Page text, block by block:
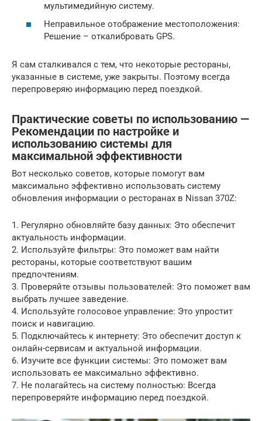
мультимедийную систему.
Неправильное отображение местоположения:
Решение – откалибровать GPS.
Я сам сталкивался с тем, что некоторые рестораны,
указанные в системе, уже закрыты. Поэтому всегда
перепроверяю информацию перед поездкой.
Практические советы по использованию —
Рекомендации по настройке и
использованию системы для
максимальной эффективности
Вот несколько советов, которые помогут вам
максимально эффективно использовать систему
обновления информации о ресторанах в Nissan 370Z:
1. Регулярно обновляйте базу данных: Это обеспечит
актуальность информации.
2. Используйте фильтры: Это поможет вам найти
рестораны, которые соответствуют вашим
предпочтениям.
3. Проверяйте отзывы пользователей: Это поможет вам
выбрать лучшее заведение.
4. Используйте голосовое управление: Это упростит
поиск и навигацию.
5. Подключайтесь к интернету: Это обеспечит доступ к
онлайн-сервисам и актуальной информации.
6. Изучите все функции системы: Это поможет вам
использовать ее максимально эффективно.
7. Не полагайтесь на систему полностью: Всегда
перепроверяйте информацию перед поездкой.